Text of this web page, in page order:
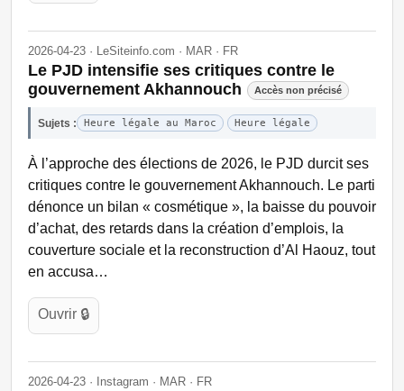
2026-04-23 · LeSiteinfo.com · MAR · FR
Le PJD intensifie ses critiques contre le
gouvernement Akhannouch
Accès non précisé
Sujets : Heure légale au Maroc Heure légale
À l’approche des élections de 2026, le PJD durcit ses
critiques contre le gouvernement Akhannouch. Le parti
dénonce un bilan « cosmétique », la baisse du pouvoir
d’achat, des retards dans la création d’emplois, la
couverture sociale et la reconstruction d’Al Haouz, tout
en accusa…
Ouvrir 🔒
2026-04-23 · Instagram · MAR · FR